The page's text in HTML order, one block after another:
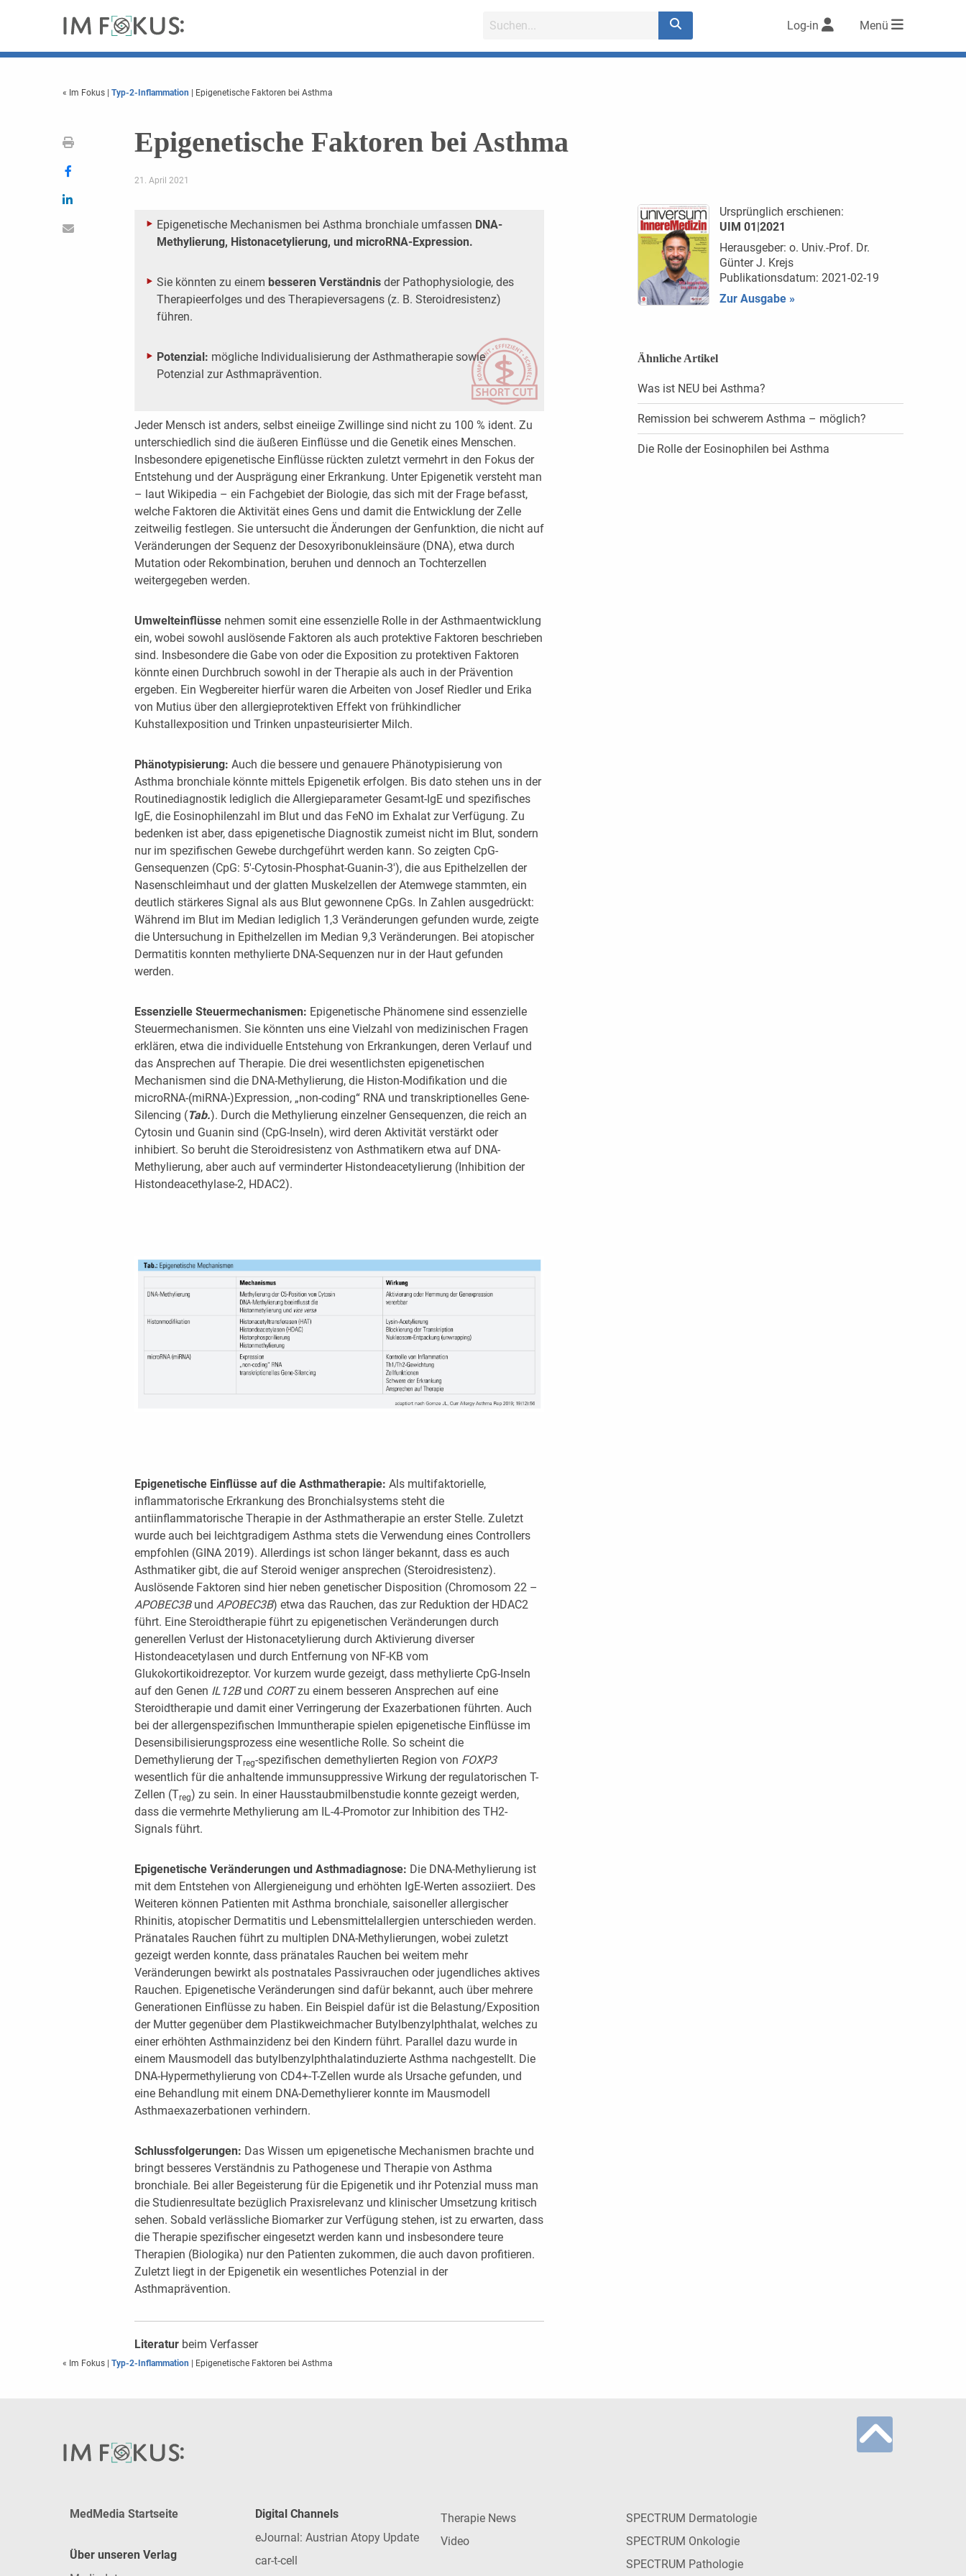
Log-in Menü
« Im Fokus Typ-2-Inflammation | Epigenetische Faktoren bei Asthma
Epigenetische Faktoren bei Asthma
21. April 2021
Epigenetische Mechanismen bei Asthma bronchiale umfassen DNA-
Methylierung, Histonacetylierung, und microRNA-Expression.
Sie könnten zu einem besseren Verständnisder Pathophysiologie, des
Therapieerfolges und des Therapieversagens (z. B. Steroidresistenz)
führen.
Potenzial: mögliche Individualisierung der Asthmatherapie sowie
Potenzial zur Asthmaprävention.
Jeder Mensch ist anders, selbst eineiige Zwillinge sind nicht zu 100 % ident. Zu
unterschiedlich sind die äußeren Einflüsse und die Genetik eines Menschen.
Insbesondere epigenetische Einflüsse rückten zuletzt vermehrt in den Fokus der
Entstehung und der Ausprägung einer Erkrankung. Unter Epigenetik versteht man
– laut Wikipedia – ein Fachgebiet der Biologie, das sich mit der Frage befasst,
welche Faktoren die Aktivität eines Gens und damit die Entwicklung der Zelle
zeitweilig festlegen. Sie untersucht die Änderungen der Genfunktion, die nicht auf
Veränderungen der Sequenz der Desoxyribonukleinsäure (DNA), etwa durch
Mutation oder Rekombination, beruhen und dennoch an Tochterzellen
weitergegeben werden.
Umwelteinflüssenehmen somit eine essenzielle Rolle in der Asthmaentwicklung
ein, wobei sowohl auslösende Faktoren als auch protektive Faktoren beschrieben
sind. Insbesondere die Gabe von oder die Exposition zu protektiven Faktoren
könnte einen Durchbruch sowohl in der Therapie als auch in der Prävention
ergeben. Ein Wegbereiter hierfür waren die Arbeiten von Josef Riedler und Erika
von Mutius über den allergieprotektiven Effekt von frühkindlicher
Kuhstallexposition und Trinken unpasteurisierter Milch.
Phänotypisierung: Auch die bessere und genauere Phänotypisierung von
Asthma bronchiale könnte mittels Epigenetik erfolgen. Bis dato stehen uns in der
Routinediagnostik lediglich die Allergieparameter Gesamt-IgE und spezifisches
IgE, die Eosinophilenzahl im Blut und das FeNO im Exhalat zur Verfügung. Zu
bedenken ist aber, dass epigenetische Diagnostik zumeist nicht im Blut, sondern
nur im spezifischen Gewebe durchgeführt werden kann. So zeigten CpG-
Gensequenzen (CpG: 5′-Cytosin-Phosphat-Guanin-3′), die aus Epithelzellen der
Nasenschleimhaut und der glatten Muskelzellen der Atemwege stammten, ein
deutlich stärkeres Signal als aus Blut gewonnene CpGs. In Zahlen ausgedrückt:
Während im Blut im Median lediglich 1,3 Veränderungen gefunden wurde, zeigte
die Untersuchung in Epithelzellen im Median 9,3 Veränderungen. Bei atopischer
Dermatitis konnten methylierte DNA-Sequenzen nur in der Haut gefunden
werden.
Essenzielle Steuermechanismen: Epigenetische Phänomene sind essenzielle
Steuermechanismen. Sie könnten uns eine Vielzahl von medizinischen Fragen
erklären, etwa die individuelle Entstehung von Erkrankungen, deren Verlauf und
das Ansprechen auf Therapie. Die drei wesentlichsten epigenetischen
Mechanismen sind die DNA-Methylierung, die Histon-Modifikation und die
microRNA-(miRNA-)Expression, „non-coding“ RNA und transkriptionelles Gene-
Silencing (Tab.). Durch die Methylierung einzelner Gensequenzen, die reich an
Cytosin und Guanin sind (CpG-Inseln), wird deren Aktivität verstärkt oder
inhibiert. So beruht die Steroidresistenz von Asthmatikern etwa auf DNA-
Methylierung, aber auch auf verminderter Histondeacetylierung (Inhibition der
Histondeacethylase-2, HDAC2).
Epigenetische Einflüsse auf die Asthmatherapie: Als multifaktorielle,
inflammatorische Erkrankung des Bronchialsystems steht die
antiinflammatorische Therapie in der Asthmatherapie an erster Stelle. Zuletzt
wurde auch bei leichtgradigem Asthma stets die Verwendung eines Controllers
empfohlen (GINA 2019). Allerdings ist schon länger bekannt, dass es auch
Asthmatiker gibt, die auf Steroid weniger ansprechen (Steroidresistenz).
Auslösende Faktoren sind hier neben genetischer Disposition (Chromosom 22 –
APOBEC3Bund APOBEC3B) etwa das Rauchen, das zur Reduktion der HDAC2
führt. Eine Steroidtherapie führt zu epigenetischen Veränderungen durch
generellen Verlust der Histonacetylierung durch Aktivierung diverser
Histondeacetylasen und durch Entfernung von NF-KB vom
Glukokortikoidrezeptor. Vor kurzem wurde gezeigt, dass methylierte CpG-Inseln
auf den Genen IL12Bund CORTzu einem besseren Ansprechen auf eine
Steroidtherapie und damit einer Verringerung der Exazerbationen führten. Auch
bei der allergenspezifischen Immuntherapie spielen epigenetische Einflüsse im
Desensibilisierungsprozess eine wesentliche Rolle. So scheint die
Demethylierung der Treg-spezifischen demethylierten Region von FOXP3
wesentlich für die anhaltende immunsuppressive Wirkung der regulatorischen T-
Zellen (Treg) zu sein. In einer Hausstaubmilbenstudie konnte gezeigt werden,
dass die vermehrte Methylierung am IL-4-Promotor zur Inhibition des TH2-
Signals führt.
Epigenetische Veränderungen und Asthmadiagnose: Die DNA-Methylierung ist
mit dem Entstehen von Allergieneigung und erhöhten IgE-Werten assoziiert. Des
Weiteren können Patienten mit Asthma bronchiale, saisoneller allergischer
Rhinitis, atopischer Dermatitis und Lebensmittelallergien unterschieden werden.
Pränatales Rauchen führt zu multiplen DNA-Methylierungen, wobei zuletzt
gezeigt werden konnte, dass pränatales Rauchen bei weitem mehr
Veränderungen bewirkt als postnatales Passivrauchen oder jugendliches aktives
Rauchen. Epigenetische Veränderungen sind dafür bekannt, auch über mehrere
Generationen Einflüsse zu haben. Ein Beispiel dafür ist die Belastung/Exposition
der Mutter gegenüber dem Plastikweichmacher Butylbenzylphthalat, welches zu
einer erhöhten Asthmainzidenz bei den Kindern führt. Parallel dazu wurde in
einem Mausmodell das butylbenzylphthalatinduzierte Asthma nachgestellt. Die
DNA-Hypermethylierung von CD4+-T-Zellen wurde als Ursache gefunden, und
eine Behandlung mit einem DNA-Demethylierer konnte im Mausmodell
Asthmaexazerbationen verhindern.
Schlussfolgerungen: Das Wissen um epigenetische Mechanismen brachte und
bringt besseres Verständnis zu Pathogenese und Therapie von Asthma
bronchiale. Bei aller Begeisterung für die Epigenetik und ihr Potenzial muss man
die Studienresultate bezüglich Praxisrelevanz und klinischer Umsetzung kritisch
sehen. Sobald verlässliche Biomarker zur Verfügung stehen, ist zu erwarten, dass
die Therapie spezifischer eingesetzt werden kann und insbesondere teure
Therapien (Biologika) nur den Patienten zukommen, die auch davon profitieren.
Zuletzt liegt in der Epigenetik ein wesentliches Potenzial in der
Asthmaprävention.
Literaturbeim Verfasser
Ursprünglich erschienen:
UIM 01|2021
Herausgeber: o. Univ.-Prof. Dr.
Günter J. Krejs
Publikationsdatum: 2021-02-19
Zur Ausgabe »
Ähnliche Artikel
Was ist NEU bei Asthma?
Remission bei schwerem Asthma – möglich?
Die Rolle der Eosinophilen bei Asthma
« Im Fokus | Typ-2-Inflammation | Epigenetische Faktoren bei Asthma
MedMedia Startseite
Über unseren Verlag
Digital Channels
eJournal: Austrian Atopy Update
car-t-cell
Therapie News
Video
SPECTRUM Dermatologie
SPECTRUM Onkologie
SPECTRUM Pathologie